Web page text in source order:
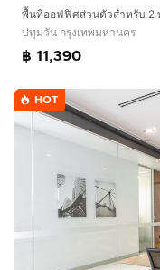
ปทุมวัน กรุงเทพมหานคร
฿ 11,390
HOT